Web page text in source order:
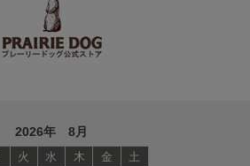
2026年 8月
火 水 木 金
土